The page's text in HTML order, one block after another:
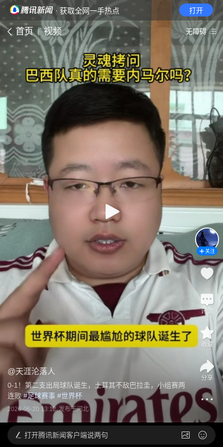
· 获取全网一手热点 打开
首页 视频 无障碍
@天涯沦落人
0-1！第二支出局球队诞生，土耳其不敌巴拉圭，小组赛两
连败 #足球赛事 #世界杯
2026-06-20 13:12 发布于河北
关注
评论
收藏
分享
打开腾讯新闻客户端说两句